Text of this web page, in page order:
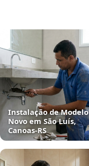
Instalação de Modelo
Novo em São Luís,
Canoas‑RS